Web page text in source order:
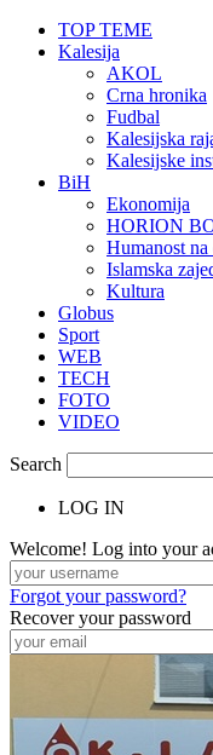
TOP TEME
Kalesija
AKOL
Crna hronika
Fudbal
Kalesijska
Kalesijske
BiH
Ekonomija
HORION
Humanost na
Islamska
Kultura
Globus
Sport
WEB
TECH
FOTO
VIDEO
Search
LOG IN
Welcome! Log into your
Forgot your password?
Recover your password